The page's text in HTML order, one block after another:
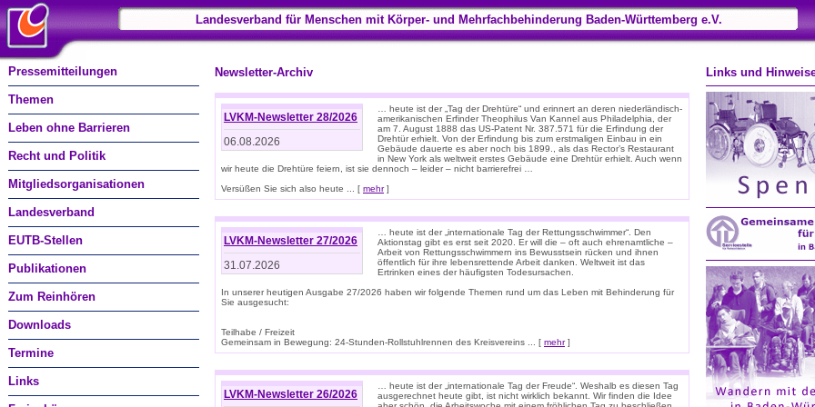
Landesverband für Menschen mit Körper- und Mehrfachbehinderung Baden-Württemberg e.V.
Pressemitteilungen
Themen
Leben ohne Barrieren
Recht und Politik
Mitgliedsorganisationen
Landesverband
EUTB-Stellen
Publikationen
Zum Reinhören
Downloads
Termine
Links
Newsletter-Archiv
LVKM-Newsletter 28/2026
06.08.2026
… heute ist der „Tag der Drehtüre“ und erinnert an deren niederländisch-
amerikanischen Erfinder Theophilus Van Kannel aus Philadelphia, der
am 7. August 1888 das US-Patent Nr. 387.571 für die Erfindung der
Drehtür erhielt. Von der Erfindung bis zum erstmaligen Einbau in ein
Gebäude dauerte es aber noch bis 1899., als das Rector’s Restaurant
in New York als weltweit erstes Gebäude eine Drehtür erhielt. Auch wenn
wir heute die Drehtüre feiern, ist sie dennoch – leider – nicht barrierefrei …
Versüßen Sie sich also heute ... [ mehr]
LVKM-Newsletter 27/2026
31.07.2026
… heute ist der „internationale Tag der Rettungsschwimmer“. Den
Aktionstag gibt es erst seit 2020. Er will die – oft auch ehrenamtliche –
Arbeit von Rettungsschwimmern ins Bewusstsein rücken und ihnen
öffentlich für ihre lebensrettende Arbeit danken. Weltweit ist das
Ertrinken eines der häufigsten Todesursachen.
In unserer heutigen Ausgabe 27/2026 haben wir folgende Themen rund um das Leben mit Behinderung für
Sie ausgesucht:
Teilhabe / Freizeit
Gemeinsam in Bewegung: 24-Stunden-Rollstuhlrennen des Kreisvereins ... [ mehr]
LVKM-Newsletter 26/2026
… heute ist der „internationale Tag der Freude“. Weshalb es diesen Tag
ausgerechnet heute gibt, ist nicht wirklich bekannt. Wir finden die Idee
Links und